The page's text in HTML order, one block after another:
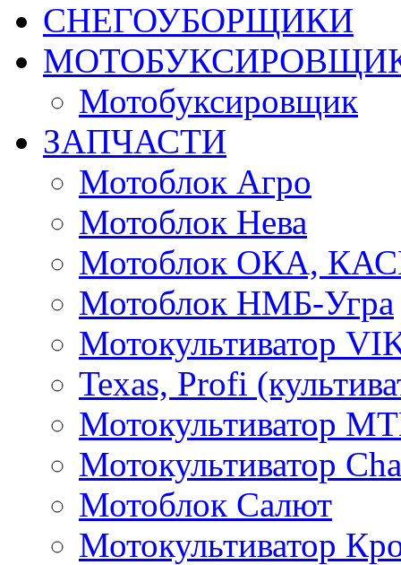
СНЕГОУБОРЩИКИ
Мотобуксировщик
ЗАПЧАСТИ
Мотоблок Агро
Мотоблок Нева
Мотоблок ОКА,
Мотоблок НМБ-Угра
Мотокультиватор
Texas, Profi
Мотокультиватор
Мотокультиватор
Мотоблок Салют
Мотокультиватор